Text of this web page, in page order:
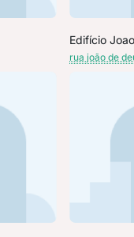
Edifício
rua joão de